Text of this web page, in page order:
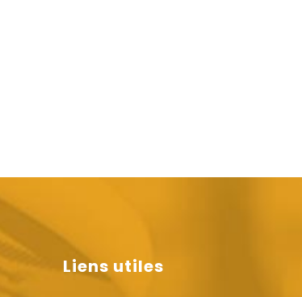
Liens utiles